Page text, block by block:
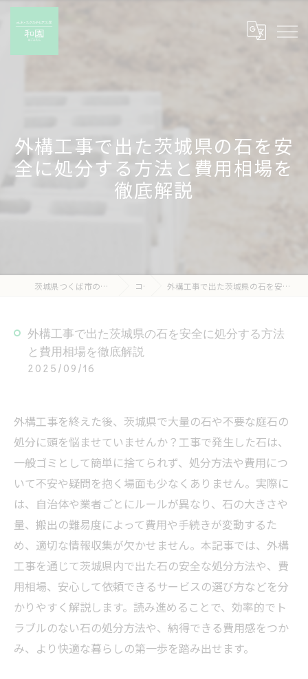
外構工事で出た茨城県の石を安
全に処分する方法と費用相場を
徹底解説
茨城県つくば市の外構工事なら有限会社和園 コラム 外構工事で出た茨城県の石を安全に処分する方法と費用相場を徹底解説
外構工事で出た茨城県の石を安全に処分する方法
と費用相場を徹底解説
2025/09/16
外構工事を終えた後、茨城県で大量の石や不要な庭石の
処分に頭を悩ませていませんか？工事で発生した石は、
一般ゴミとして簡単に捨てられず、処分方法や費用につ
いて不安や疑問を抱く場面も少なくありません。実際に
は、自治体や業者ごとにルールが異なり、石の大きさや
量、搬出の難易度によって費用や手続きが変動するた
め、適切な情報収集が欠かせません。本記事では、外構
工事を通じて茨城県内で出た石の安全な処分方法や、費
用相場、安心して依頼できるサービスの選び方などを分
かりやすく解説します。読み進めることで、効率的でト
ラブルのない石の処分方法や、納得できる費用感をつか
み、より快適な暮らしの第一歩を踏み出せます。